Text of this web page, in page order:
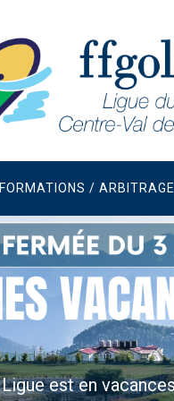
FORMATIONS / ARBITRAGE